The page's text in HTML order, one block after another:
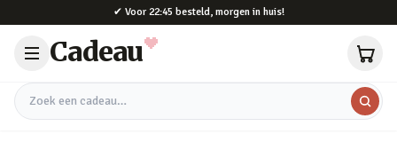
✔ Voor 22:45 besteld, morgen in huis!
Cadeau
Zoek een cadeau